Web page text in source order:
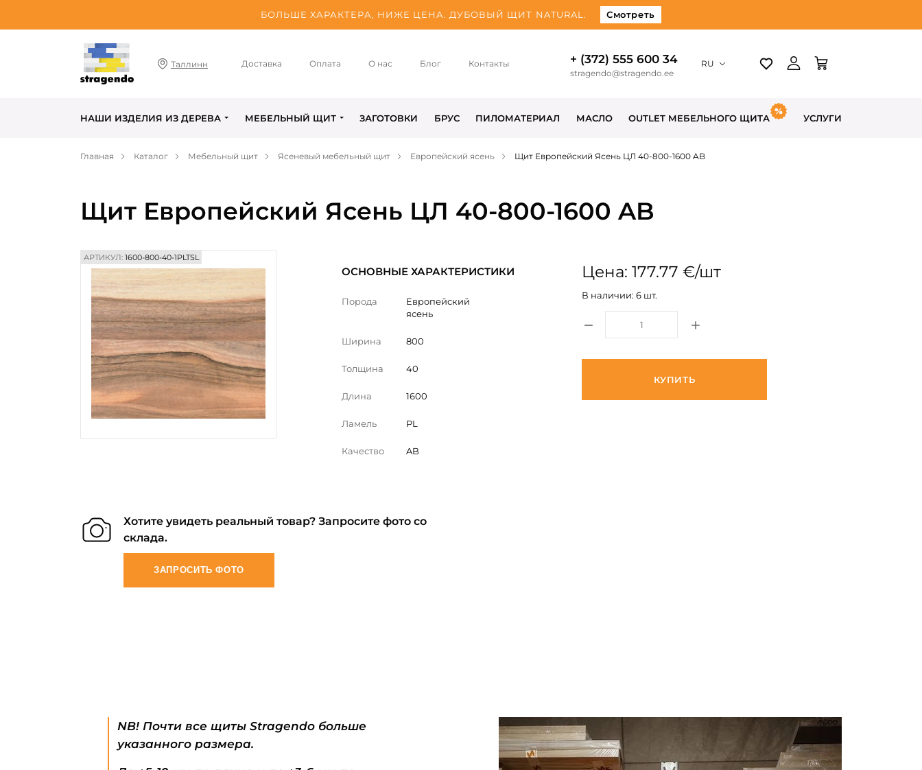
БОЛЬШЕ ХАРАКТЕРА, НИЖЕ ЦЕНА. ДУБОВЫЙ ЩИТ NATURAL. Смотреть
Таллинн Доставка Оплата О нас Блог Контакты + (372) 555 600 34
stragendo@stragendo.ee
RU
НАШИ ИЗДЕЛИЯ ИЗ ДЕРЕВА МЕБЕЛЬНЫЙ ЩИТ ЗАГОТОВКИ БРУС ПИЛОМАТЕРИАЛ МАСЛО OUTLET МЕБЕЛЬНОГО ЩИТА УСЛУГИ
Главная Каталог Мебельный щит Ясеневый мебельный щит Европейский ясень Щит Европейский Ясень ЦЛ 40-800-1600 AB
Щит Европейский Ясень ЦЛ 40-800-1600 AB
АРТИКУЛ: 1600-800-40-1PLTSL
ОСНОВНЫЕ ХАРАКТЕРИСТИКИ
Порода
Европейский
ясень
Ширина 800
Толщина 40
Длина 1600
Ламель PL
Качество AB
Цена: 177.77 €/шт
В наличии: 6 шт.
КУПИТЬ
Хотите увидеть реальный товар? Запросите фото со
склада.
ЗАПРОСИТЬ ФОТО
NB! Почти все щиты Stragendo больше
указанного размера.